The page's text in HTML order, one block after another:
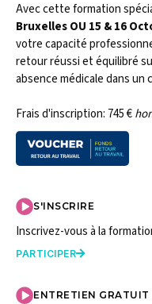
Avec cette formation
Bruxelles OU 15 & 16
votre capacité
retour réussi et équilibré
absence médicale dans
Frais d'inscription: 745 €
S'INSCRIRE
Inscrivez-vous à la
PARTICIPER
ENTRETIEN GRATUIT